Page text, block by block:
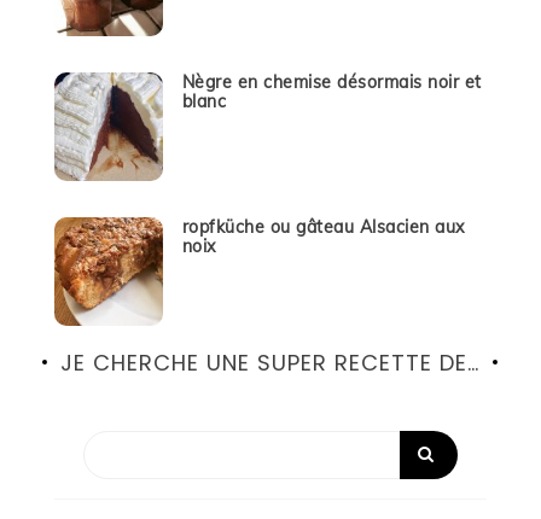
Nègre en chemise désormais noir et
blanc
ropfküche ou gâteau Alsacien aux
noix
JE CHERCHE UNE SUPER RECETTE DE…